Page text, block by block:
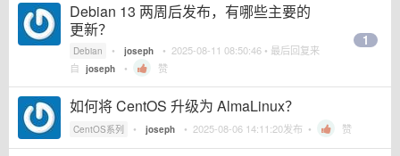
Debian 13 两周后发布，有哪些主要的
更新？
Debian • joseph • 2025-08-11 08:50:46 • 最后回复来
自 joseph • 赞
1
如何将 CentOS 升级为 AlmaLinux？
CentOS系列 • joseph • 2025-08-06 14:11:20发布 • 赞